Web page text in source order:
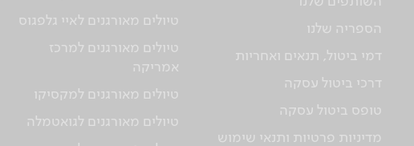
הספריה שלנו
דמי ביטול, תנאים ואחריות
דרכי ביטול עסקה
טופס ביטול עסקה
מדיניות פרטיות ותנאי שימוש
טיולים מאורגנים לאיי גלפגוס
טיולים מאורגנים למרכז
אמריקה
טיולים מאורגנים למקסיקו
טיולים מאורגנים לגואטמלה